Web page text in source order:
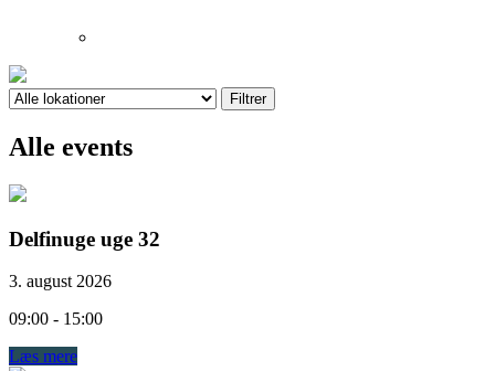
Alle events
Delfinuge uge 32
3. august 2026
09:00 - 15:00
Læs mere